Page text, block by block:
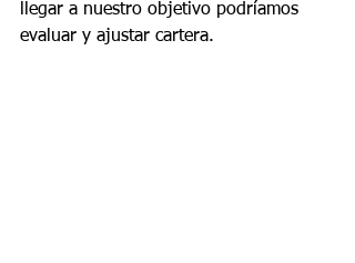
llegar a nuestro objetivo podríamos
evaluar y ajustar cartera.